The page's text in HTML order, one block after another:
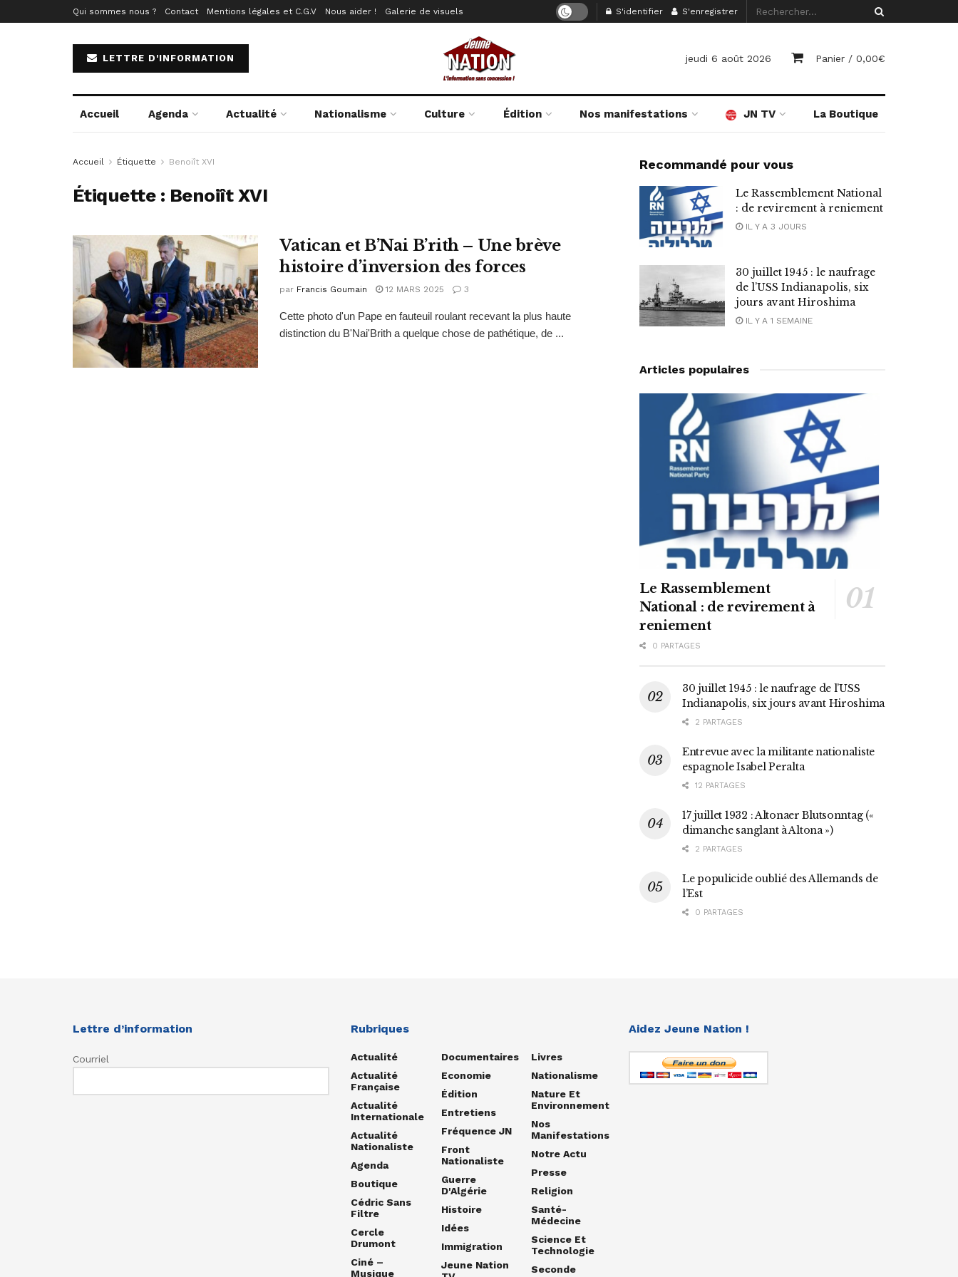
Qui sommes nous ? Contact Mentions légales et C.G.V Nous aider ! Galerie de visuels S'identifier S'enregistrer
LETTRE D'INFORMATION jeudi 6 août 2026 Panier / 0,00€
Accueil Agenda Actualité Nationalisme Culture Édition Nos manifestations JN TV La Boutique
Accueil Étiquette Benoiît XVI
Étiquette : Benoiît XVI
Vatican et B’Nai B’rith – Une brève
histoire d’inversion des forces
par Francis Goumain 12 MARS 2025 3
Cette photo d'un Pape en fauteuil roulant recevant la plus haute
distinction du B'Nai'Brith a quelque chose de pathétique, de ...
Recommandé pour vous
Le Rassemblement National
: de revirement à reniement
IL Y A 3 JOURS
30 juillet 1945 : le naufrage
de l’USS Indianapolis, six
jours avant Hiroshima
IL Y A 1 SEMAINE
Articles populaires
Le Rassemblement
National : de revirement à
reniement
0 PARTAGES
30 juillet 1945 : le naufrage de l’USS
Indianapolis, six jours avant Hiroshima
2 PARTAGES
Entrevue avec la militante nationaliste
espagnole Isabel Peralta
12 PARTAGES
17 juillet 1932 : Altonaer Blutsonntag («
dimanche sanglant à Altona »)
2 PARTAGES
Le populicide oublié des Allemands de
l’Est
0 PARTAGES
Lettre d’information
Courriel
Rubriques
Actualité
Actualité
Française
Actualité
Internationale
Actualité
Nationaliste
Agenda
Boutique
Cédric Sans
Filtre
Cercle
Drumont
Ciné –
Musique
Documentaires
Economie
Édition
Entretiens
Fréquence JN
Front
Nationaliste
Guerre
D'Algérie
Histoire
Idées
Immigration
Jeune Nation
Livres
Nationalisme
Nature Et
Environnement
Nos
Manifestations
Notre Actu
Presse
Religion
Santé-
Médecine
Science Et
Technologie
Seconde
Aidez Jeune Nation !